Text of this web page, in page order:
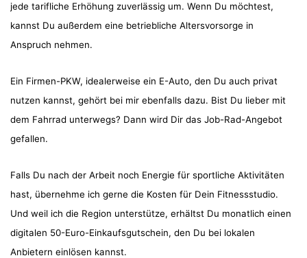
jede tarifliche Erhöhung zuverlässig um. Wenn Du möchtest,
kannst Du außerdem eine betriebliche Altersvorsorge in
Anspruch nehmen.
Ein Firmen-PKW, idealerweise ein E-Auto, den Du auch privat
nutzen kannst, gehört bei mir ebenfalls dazu. Bist Du lieber mit
dem Fahrrad unterwegs? Dann wird Dir das Job-Rad-Angebot
gefallen.
Falls Du nach der Arbeit noch Energie für sportliche Aktivitäten
hast, übernehme ich gerne die Kosten für Dein Fitnessstudio.
Und weil ich die Region unterstütze, erhältst Du monatlich einen
digitalen 50-Euro-Einkaufsgutschein, den Du bei lokalen
Anbietern einlösen kannst.